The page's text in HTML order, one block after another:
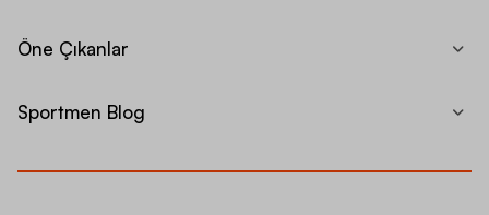
Öne Çıkanlar
Sportmen Blog